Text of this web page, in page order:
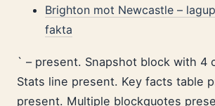
Brighton mot Newcastle –
fakta
` – present. Snapshot block with 4
Stats line present. Key facts table
present. Multiple blockquotes